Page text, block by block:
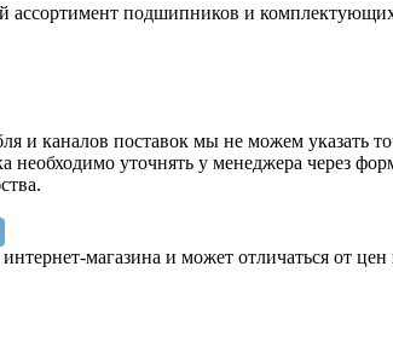
подшипников и
и каналов поставок мы не можем указать
уточнять у менеджера через
магазина и может отличаться от